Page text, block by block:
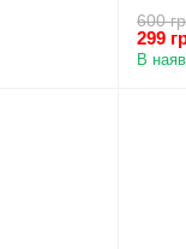
5G
600
299
В